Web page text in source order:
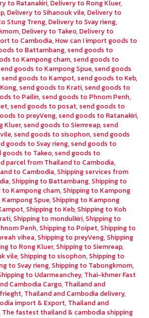
to Ratanakiri, Delivery to Rong Kluer,
, Delivery to Sihanouk vile, Delivery to
Stung Treng, Delivery to Svay rieng,
, Delivery to Takeo, Delivery to
to Cambodia, How can I import goods to
to Battambang, send goods to
to Kampong cham, send goods to
goods to Kampong Spue, send goods
send goods to Kampot, send goods to Keb,
, send goods to Krati, send goods to
to Pailin, send goods to Phnom Penh,
, send goods to posat, send goods to
to preyVeng, send goods to Ratanakiri,
Kluer, send goods to Siemreap, send
, send goods to sisophon, send goods
goods to Svay rieng, send goods to
goods to Takeo, send goods to
parcel from Thailand to Cambodia,
to Cambodia, Shipping services from
, Shipping to Battambang, Shipping to
to Kampong cham, Shipping to Kampong
Spue, Shipping to Kampong
, Shipping to Keb, Shipping to Koh
, Shipping to mondulkiri, Shipping to
Penh, Shipping to Poipet, Shipping to
vihea, Shipping to preyVeng, Shipping
to Rong Kluer, Shipping to Siemreap,
vile, Shipping to sisophon, Shipping to
to Svay rieng, Shipping to Tabongkmom,
to Udarmeanchey, Thai-khmer Fast
Cambodia Cargo, Thailand and
, Thailand and Cambodia delivery,
import & Export, Thailand and
The fastest thailand & cambodia shipping